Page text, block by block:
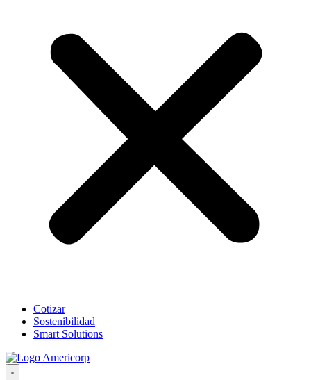
Cotizar
Sostenibilidad
Smart Solutions